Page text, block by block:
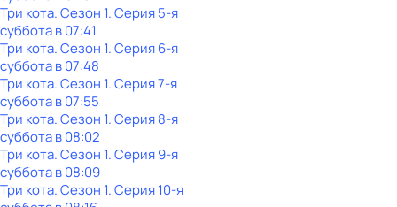
Три кота. Сезон 1. Серия 5-я
субботав07:41
Три кота. Сезон 1. Серия 6-я
субботав07:48
Три кота. Сезон 1. Серия 7-я
субботав07:55
Три кота. Сезон 1. Серия 8-я
субботав08:02
Три кота. Сезон 1. Серия 9-я
субботав08:09
Три кота. Сезон 1. Серия 10-я